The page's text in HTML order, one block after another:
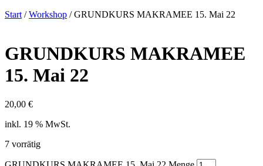
Start /Workshop / GRUNDKURS MAKRAMEE 15. Mai 22
GRUNDKURS MAKRAMEE
15. Mai 22
20,00 €
inkl. 19 % MwSt.
7 vorrätig